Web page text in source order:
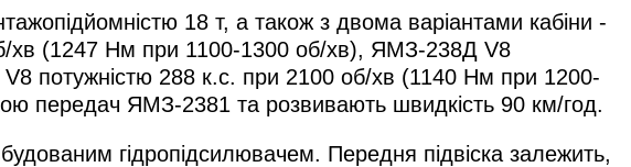
18 т, а також з двома варіантами кабіни -
хв (1247 Нм при 1100-1300 об/хв), ЯМЗ-238Д V8
потужністю 288 к.с. при 2100 об/хв (1140 Нм при 1200-
передач ЯМЗ-2381 та розвивають швидкість 90 км/год.
гідропідсилювачем. Передня підвіска залежить,